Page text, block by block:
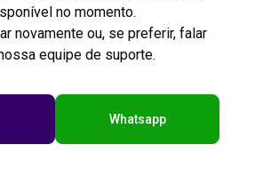
no momento.
novamente ou, se preferir, falar
equipe de suporte.
Whatsapp